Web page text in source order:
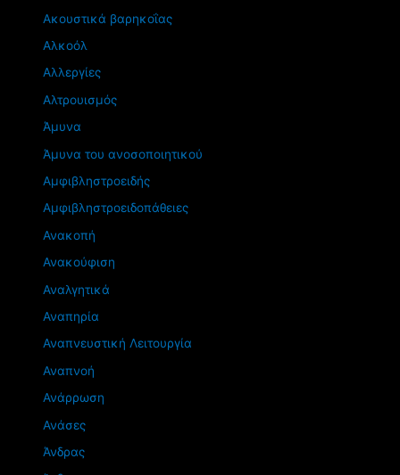
Ακουστικά βαρηκοΐας
Αλκοόλ
Αλλεργίες
Αλτρουισμός
Άμυνα
Άμυνα του ανοσοποιητικού
Αμφιβληστροειδής
Αμφιβληστροειδοπάθειες
Ανακοπή
Ανακούφιση
Αναλγητικά
Αναπηρία
Αναπνευστική Λειτουργία
Αναπνοή
Ανάρρωση
Ανάσες
Άνδρας